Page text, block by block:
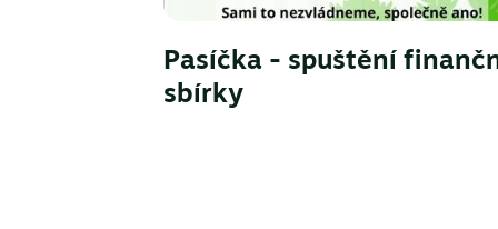
Pasíčka - spuštění
sbírky